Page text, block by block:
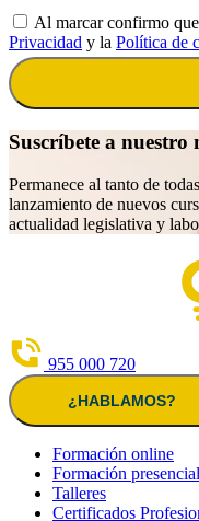
Al marcar confirmo
Privacidad y la Política de
Suscríbete a nuestro
Permanece al tanto de
lanzamiento de nuevos
actualidad legislativa y
955 000 720
¿HABLAMOS?
Formación online
Formación presencial
Talleres
Certificados